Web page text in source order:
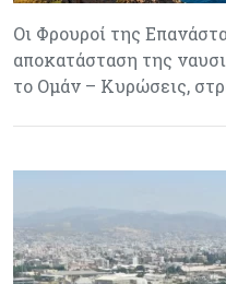
Οι Φρουροί της
αποκατάσταση της
το Ομάν – Κυρώσεις,